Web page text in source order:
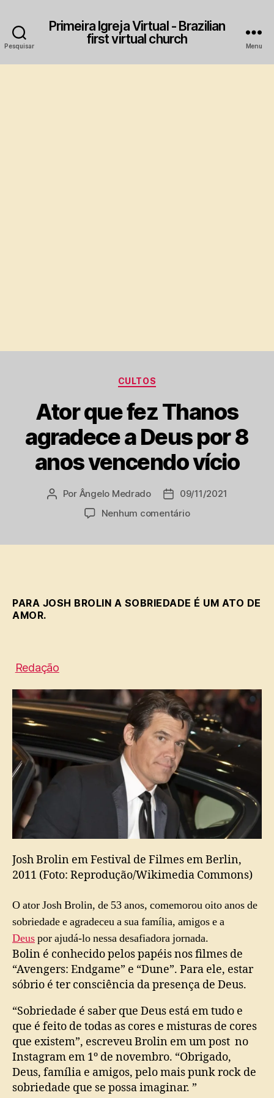
Pesquisar
Primeira Igreja Virtual - Brazilian
first virtual church
Menu
Categorias
CULTOS
Ator que fez Thanos
agradece a Deus por 8
anos vencendo vício
Autor
Por Ângelo Medrado
Data
de
09/11/2021
Nenhum comentárioem
Deus
PARA JOSH BROLIN A SOBRIEDADE É UM ATO DE
AMOR.
Redação
Josh Brolin em Festival de Filmes em Berlin,
2011 (Foto: Reprodução/Wikimedia Commons)
O ator Josh Brolin, de 53 anos, comemorou oito anos de
sobriedade e agradeceu a sua família, amigos e a
Deuspor ajudá-lo nessa desafiadora jornada.
Bolin é conhecido pelos papéis nos filmes de
“Avengers: Endgame” e “Dune”. Para ele, estar
sóbrio é ter consciência da presença de Deus.
“Sobriedade é saber que Deus está em tudo e
que é feito de todas as cores e misturas de cores
que existem”, escreveu Brolin em um post no
Instagram em 1º de novembro. “Obrigado,
Deus, família e amigos, pelo mais punk rock de
sobriedade que se possa imaginar. ”